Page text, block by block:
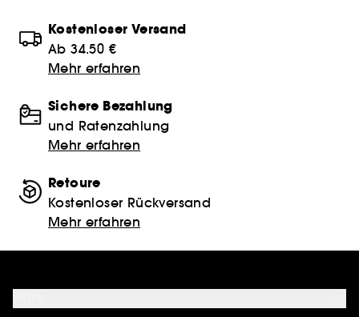
Kostenloser Versand
Ab 34.50 €
Mehr erfahren
Sichere Bezahlung
und Ratenzahlung
Mehr erfahren
Retoure
Kostenloser Rückversand
Mehr erfahren